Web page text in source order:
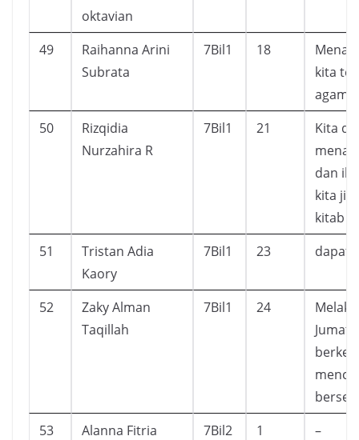
oktavian
49
Raihanna Arini
Subrata
7Bil1 18
kita
agama
50
Rizqidia
Nurzahira R
7Bil1 21
Kita
dan
kita
kitab
51
Tristan Adia
Kaory
7Bil1 23 dapat
52
Zaky Alman
Taqillah
7Bil1 24
Jumat
53
Alanna Fitria
7Bil2 1 –